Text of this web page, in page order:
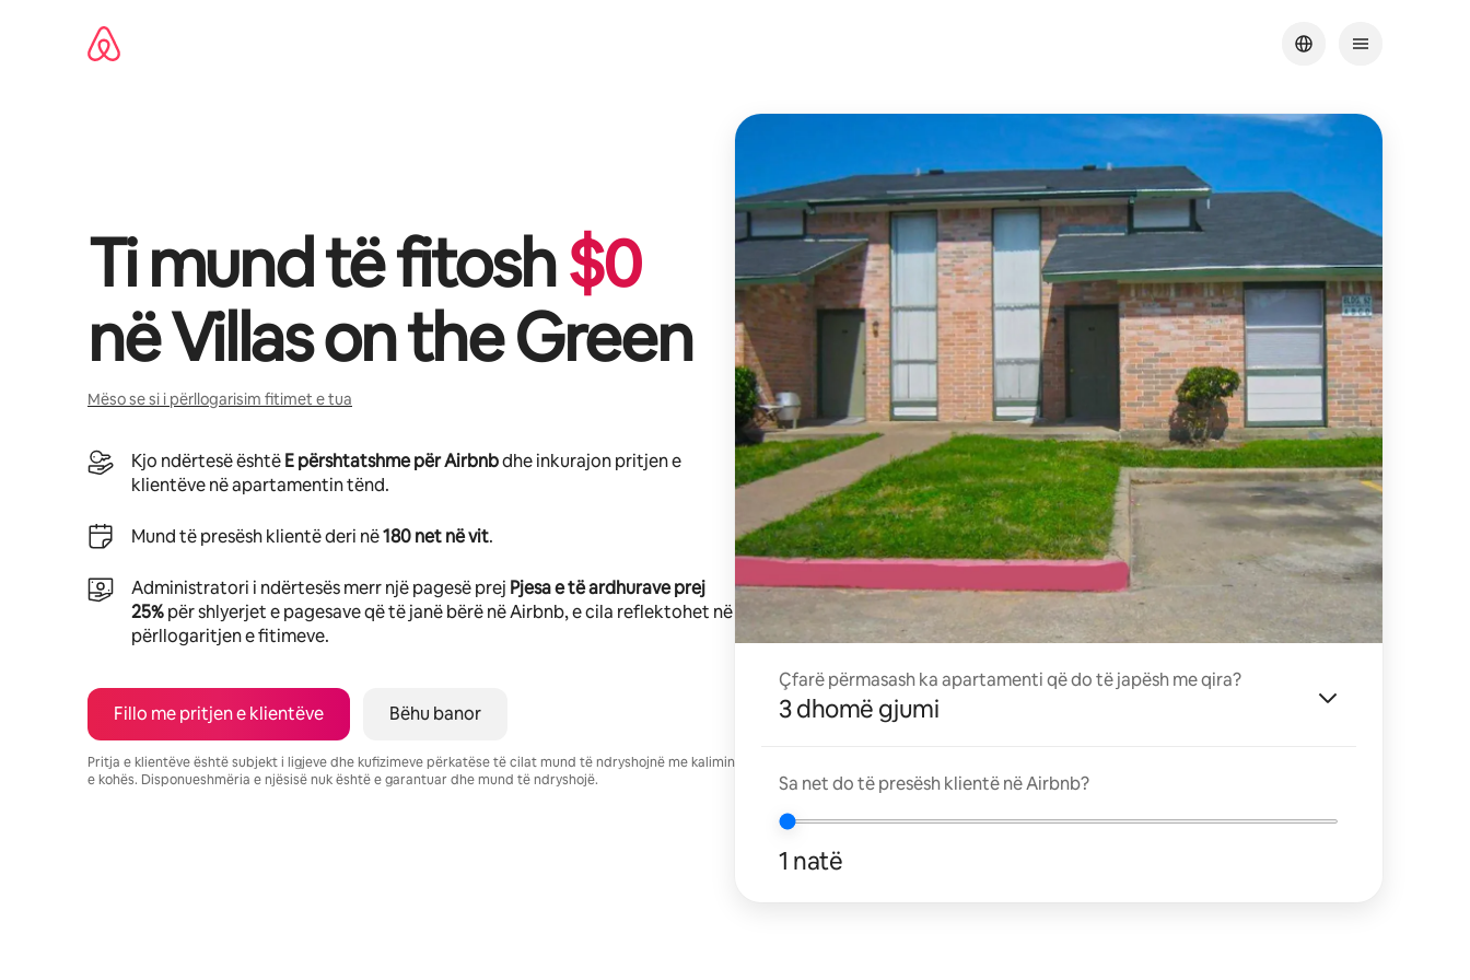
Ti mund të fitosh$0
nëVillas on the Green
Mëso se si i përllogarisim fitimet e tua
Kjo ndërtesë ështëE përshtatshme për Airbnbdhe inkurajon pritjen e
klientëve në apartamentin tënd.
Mund të presësh klientë deri në180 net në vit.
Administratori i ndërtesës merr një pagesë prej Pjesa e të ardhurave prej
25%për shlyerjet e pagesave që të janë bërë në Airbnb, e cila reflektohet në
përllogaritjen e fitimeve.
Fillo me pritjen e klientëve Bëhu banor
Pritja e klientëve është subjekt i ligjeve dhe kufizimeve përkatëse të cilat mund të ndryshojnë me kalimin
e kohës. Disponueshmëria e njësisë nuk është e garantuar dhe mund të ndryshojë.
Çfarë përmasash ka apartamenti që do të japësh me qira?
3 dhomë gjumi
Sa net do të presësh klientë në Airbnb?
1 natë